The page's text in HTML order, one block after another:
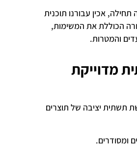
אכין עבורנו תוכנית
הכוללת את המשימות,
והמטרות.
מדוייקת
תשתית יציבה של תוצרים
ומסודרים.